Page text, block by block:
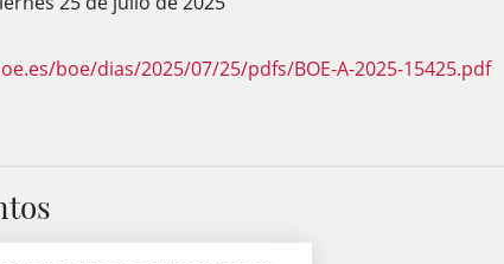
boe/dias/2025/07/25/pdfs/BOE-A-2025-15425.pdf